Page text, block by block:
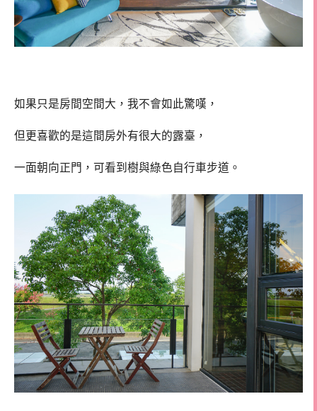
如果只是房間空間大，我不會如此驚嘆，
但更喜歡的是這間房外有很大的露臺，
一面朝向正門，可看到樹與綠色自行車步道。